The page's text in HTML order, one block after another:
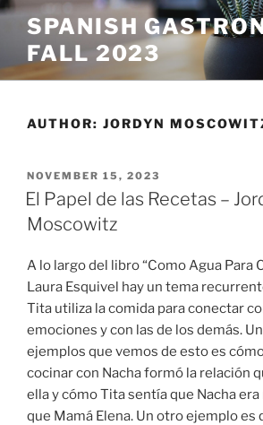
Skip
content
SPANISH
FALL 2023
AUTHOR: JORDYN
POSTED
ON
NOVEMBER 15, 2023
El Papel de las Recetas –
Moscowitz
A lo largo del libro “Como Agua Para
Laura Esquivel hay un tema
Tita utiliza la comida para conectar
emociones y con las de los demás.
ejemplos que vemos de esto es
cocinar con Nacha formó la relación
ella y cómo Tita sentía que Nacha
que Mamá Elena. Un otro ejemplo es